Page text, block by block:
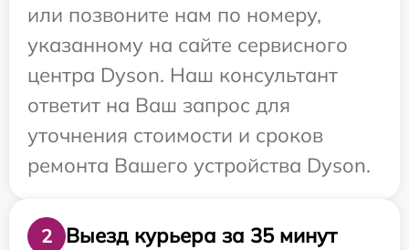
или позвоните нам по номеру,
указанному на сайте сервисного
центра Dyson. Наш консультант
ответит на Ваш запрос для
уточнения стоимости и сроков
ремонта Вашего устройства Dyson.
2
Выезд курьера за 35 минут